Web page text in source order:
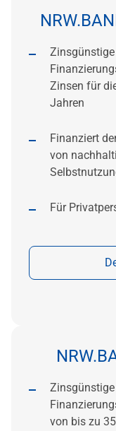
Zinsen für
Jahren
Finanziert
von
Für
von bis zu